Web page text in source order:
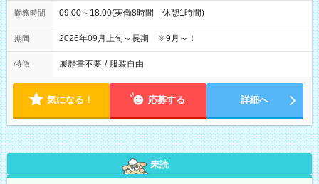
勤務時間 09:00～18:00(実働8時間 休憩1時間)
期間 2026年09月上旬～長期 ※9月～！
特徴 履歴書不要 / 服装自由
気になる！ 応募する 詳細へ
未読